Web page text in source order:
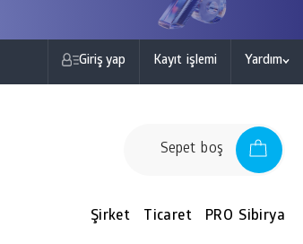
Giriş yap Kayıt işlemi Yardım
Sepet boş
Şirket Ticaret PRO Sibirya